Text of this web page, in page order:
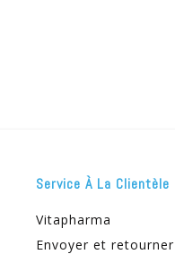
Service À La Clientèle
Vitapharma
Envoyer et retourner